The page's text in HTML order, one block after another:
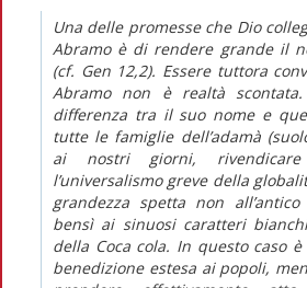
Una delle promesse che Dio
Abramo è di rendere grande il
(cf. Gen 12,2). Essere tuttora
Abramo non è realtà
differenza tra il suo nome e
tutte le famiglie dell’adamà
ai nostri giorni,
l’universalismo greve della
grandezza spetta non
bensì ai sinuosi caratteri
della Coca cola. In questo caso
benedizione estesa ai popoli,